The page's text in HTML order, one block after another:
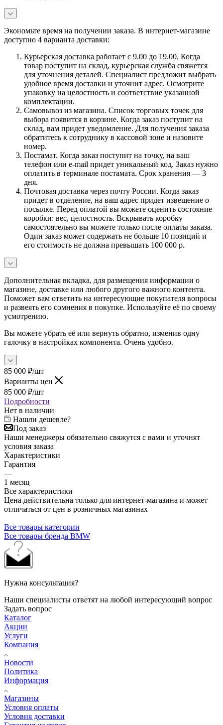
Экономьте время на получении заказа. В интернет-магазине
доступно 4 варианта доставки:
Курьерская доставка работает с 9.00 до 19.00. Когда
товар поступит на склад, курьерская служба свяжется
для уточнения деталей. Специалист предложит выбрать
удобное время доставки и уточнит адрес. Осмотрите
упаковку на целостность и соответствие указанной
комплектации.
Самовывоз из магазина. Список торговых точек для
выбора появится в корзине. Когда заказ поступит на
склад, вам придет уведомление. Для получения заказа
обратитесь к сотруднику в кассовой зоне и назовите
номер.
Постамат. Когда заказ поступит на точку, на ваш
телефон или e-mail придет уникальный код. Заказ нужно
оплатить в терминале постамата. Срок хранения — 3
дня.
Почтовая доставка через почту России. Когда заказ
придет в отделение, на ваш адрес придет извещение о
посылке. Перед оплатой вы можете оценить состояние
коробки: вес, целостность. Вскрывать коробку
самостоятельно вы можете только после оплаты заказа.
Один заказ может содержать не больше 10 позиций и
его стоимость не должна превышать 100 000 р.
Дополнительная вкладка, для размещения информации о
магазине, доставке или любого другого важного контента.
Поможет вам ответить на интересующие покупателя вопросы
и развеять его сомнения в покупке. Используйте её по своему
усмотрению.
Вы можете убрать её или вернуть обратно, изменив одну
галочку в настройках компонента. Очень удобно.
85 000 ₽/шт
Варианты цен
85 000 ₽/шт
Подробности
Нет в наличии
Нашли дешевле?
Под заказ
Наши менеджеры обязательно свяжутся с вами и уточнят
условия заказа
Характеристики
Гарантия
—
1 месяц
Все характеристики
Цена действительна только для интернет-магазина и может
отличаться от цен в розничных магазинах
Все товары категории
Все товары бренда BMW
Нужна консультация?
Наши специалисты ответят на любой интересующий вопрос
Задать вопрос
Каталог
Акции
Услуги
Компания
Новости
Политика
Информация
Магазины
Условия оплаты
Условия доставки